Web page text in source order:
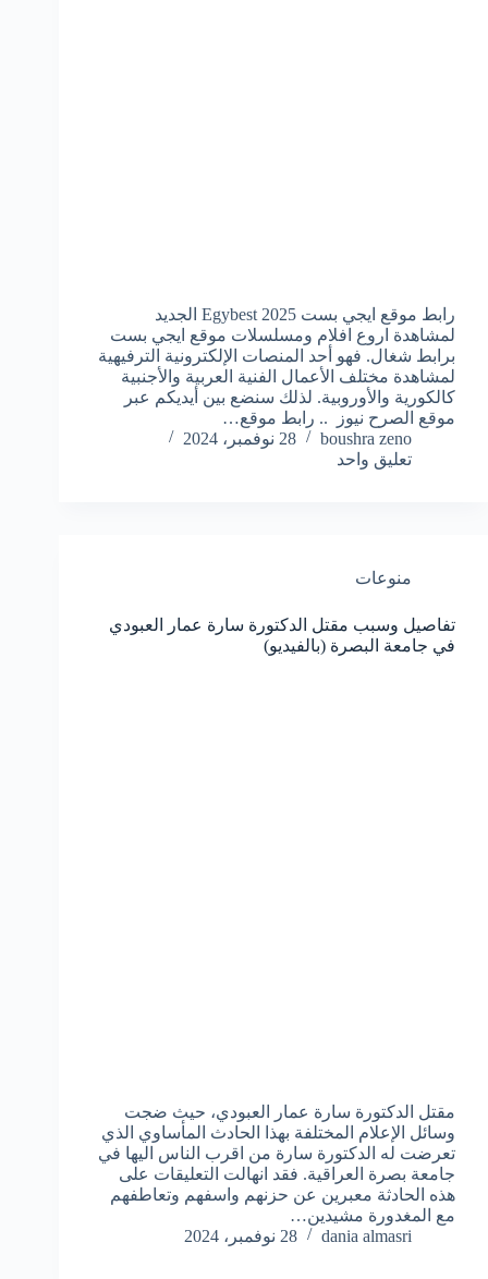
رابط موقع ايجي بست Egybest 2025 الجديد
لمشاهدة اروع افلام ومسلسلات موقع ايجي بست
برابط شغال. فهو أحد المنصات الإلكترونية الترفيهية
لمشاهدة مختلف الأعمال الفنية العربية والأجنبية
كالكورية والأوروبية. لذلك سنضع بين أيديكم عبر
موقع الصرح نيوز .. رابط موقع…
boushra zeno
28 نوفمبر، 2024
تعليق واحد
منوعات
تفاصيل وسبب مقتل الدكتورة سارة عمار العبودي
في جامعة البصرة (بالفيديو)
مقتل الدكتورة سارة عمار العبودي، حيث ضجت
وسائل الإعلام المختلفة بهذا الحادث المأساوي الذي
تعرضت له الدكتورة سارة من اقرب الناس اليها في
جامعة بصرة العراقية. فقد انهالت التعليقات على
هذه الحادثة معبرين عن حزنهم واسفهم وتعاطفهم
مع المغدورة مشيدين…
dania almasri
28 نوفمبر، 2024